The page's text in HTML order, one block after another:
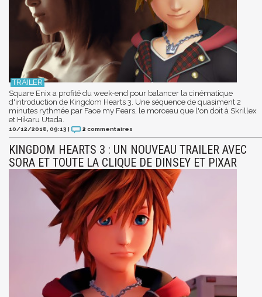
Square Enix a profité du week-end pour balancer la cinématique
d'introduction de Kingdom Hearts 3. Une séquence de quasiment 2
minutes rythmée par Face my Fears, le morceau que l'on doit à Skrillex
et Hikaru Utada.
10/12/2018, 09:13 | 2 commentaires
KINGDOM HEARTS 3 : UN NOUVEAU TRAILER AVEC
SORA ET TOUTE LA CLIQUE DE DINSEY ET PIXAR